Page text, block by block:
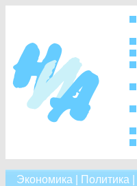
Экономика Политика